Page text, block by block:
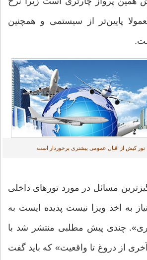
پایین‌تر از سیستمی و همچنین
تور کیش از اقبال عمومی بیشتری برخوردار است
مسائل در مورد تورهای داخلی
به اخذ ویزا نیست پدیده ایست به
چندی پیش مطلبی منتشر شد با
از دروغ تا واقعیت» که باید گفت